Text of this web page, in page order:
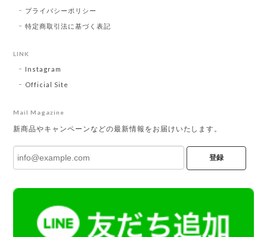
プライバシーポリシー
特定商取引法に基づく表記
LINK
Instagram
Official Site
Mail Magazine
新商品やキャンペーンなどの最新情報をお届けいたします。
登録